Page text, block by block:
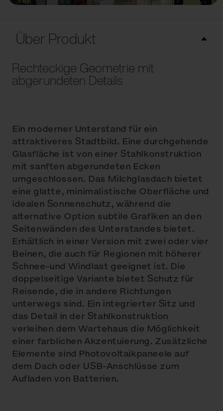
Über Produkt
Rechteckige Geometrie mit
abgerundeten Details
Ein moderner Unterstand für ein
attraktiveres Stadtbild. Eine durchgehende
Glasfläche ist von einer Stahlkonstruktion
mit sanften abgerundeten Ecken
umgeschlossen. Das Milchglasdach bietet
eine glatte, minimalistische Oberfläche und
idealen Sonnenschutz, während die
alternative Option subtile Grafiken an den
Seitenwänden des Unterstandes bietet.
Erhältlich in einer Version mit zwei oder vier
Beinen, die auch für Regionen mit höherer
Schnee-und Windlast geeignet ist. Die
doppelseitige Variante bietet Schutz für
Reisende, die in andere Richtungen
unterwegs sind. Ein integrierter Sitz und
das Detail in der Stahlkonstruktion
verleihen dem Wartehaus die Möglichkeit
einer farblichen Akzentuierung. Zusätzliche
Elemente sind Photovoltaikpaneele auf
dem Dach oder USB-Anschlüsse zum
Aufladen von Batterien.